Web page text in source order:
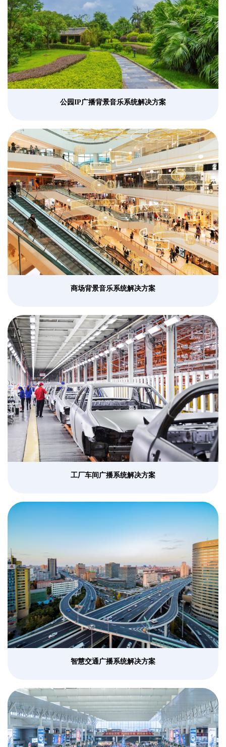
公园IP广播背景音乐系统解决方案
商场背景音乐系统解决方案
工厂车间广播系统解决方案
智慧交通广播系统解决方案